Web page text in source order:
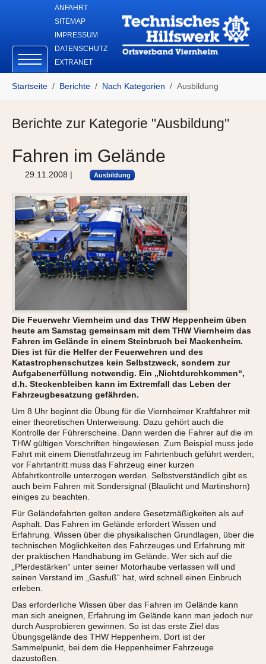
Skip to main navigation
Zum Hauptinhalt springen
Skip to page footerANFAHRT
SITEMAP
IMPRESSUM
DATENSCHUTZ
EXTRANET
Startseite
Berichte Nach Kategorien Ausbildung
Berichte zur Kategorie "Ausbildung"
Fahren im Gelände
29.11.2008 | Ausbildung
Die Feuerwehr Viernheim und das THW Heppenheim üben
heute am Samstag gemeinsam mit dem THW Viernheim das
Fahren im Gelände in einem Steinbruch bei Mackenheim.
Dies ist für die Helfer der Feuerwehren und des
Katastrophenschutzes kein Selbstzweck, sondern zur
Aufgabenerfüllung notwendig. Ein „Nichtdurchkommen“,
d.h. Steckenbleiben kann im Extremfall das Leben der
Fahrzeugbesatzung gefährden.
Um 8 Uhr beginnt die Übung für die Viernheimer Kraftfahrer mit
einer theoretischen Unterweisung. Dazu gehört auch die
Kontrolle der Führerscheine. Dann werden die Fahrer auf die im
THW gültigen Vorschriften hingewiesen. Zum Beispiel muss jede
Fahrt mit einem Dienstfahrzeug im Fahrtenbuch geführt werden;
vor Fahrtantritt muss das Fahrzeug einer kurzen
Abfahrtkontrolle unterzogen werden. Selbstverständlich gibt es
auch beim Fahren mit Sondersignal (Blaulicht und Martinshorn)
einiges zu beachten.
Für Geländefahrten gelten andere Gesetzmäßigkeiten als auf
Asphalt. Das Fahren im Gelände erfordert Wissen und
Erfahrung. Wissen über die physikalischen Grundlagen, über die
technischen Möglichkeiten des Fahrzeuges und Erfahrung mit
der praktischen Handhabung im Gelände. Wer sich auf die
„Pferdestärken“ unter seiner Motorhaube verlassen will und
seinen Verstand im „Gasfuß“ hat, wird schnell einen Einbruch
erleben.
Das erforderliche Wissen über das Fahren im Gelände kann
man sich aneignen, Erfahrung im Gelände kann man jedoch nur
durch Ausprobieren gewinnen. So ist das erste Ziel das
Übungsgelände des THW Heppenheim. Dort ist der
Sammelpunkt, bei dem die Heppenheimer Fahrzeuge
dazustoßen.